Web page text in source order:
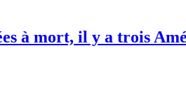
à mort, il y a trois